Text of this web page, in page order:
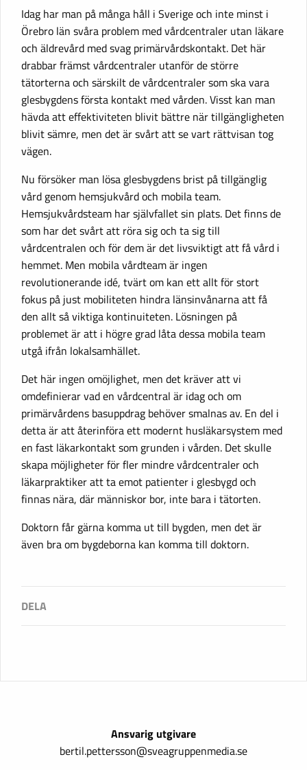
Idag har man på många håll i Sverige och inte minst i
Örebro län svåra problem med vårdcentraler utan läkare
och äldrevård med svag primärvårdskontakt. Det här
drabbar främst vårdcentraler utanför de större
tätorterna och särskilt de vårdcentraler som ska vara
glesbygdens första kontakt med vården. Visst kan man
hävda att effektiviteten blivit bättre när tillgängligheten
blivit sämre, men det är svårt att se vart rättvisan tog
vägen.
Nu försöker man lösa glesbygdens brist på tillgänglig
vård genom hemsjukvård och mobila team.
Hemsjukvårdsteam har självfallet sin plats. Det finns de
som har det svårt att röra sig och ta sig till
vårdcentralen och för dem är det livsviktigt att få vård i
hemmet. Men mobila vårdteam är ingen
revolutionerande idé, tvärt om kan ett allt för stort
fokus på just mobiliteten hindra länsinvånarna att få
den allt så viktiga kontinuiteten. Lösningen på
problemet är att i högre grad låta dessa mobila team
utgå ifrån lokalsamhället.
Det här ingen omöjlighet, men det kräver att vi
omdefinierar vad en vårdcentral är idag och om
primärvårdens basuppdrag behöver smalnas av. En del i
detta är att återinföra ett modernt husläkarsystem med
en fast läkarkontakt som grunden i vården. Det skulle
skapa möjligheter för fler mindre vårdcentraler och
läkarpraktiker att ta emot patienter i glesbygd och
finnas nära, där människor bor, inte bara i tätorten.
Doktorn får gärna komma ut till bygden, men det är
även bra om bygdeborna kan komma till doktorn.
Ansvarig utgivare
bertil.pettersson@sveagruppenmedia.se